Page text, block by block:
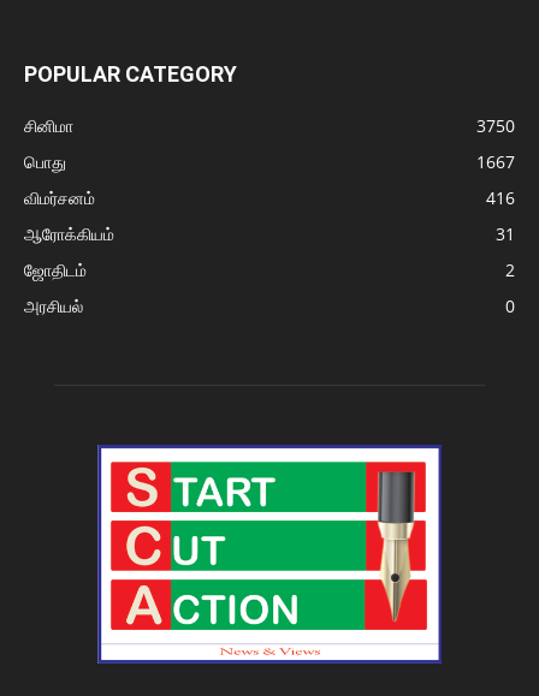
POPULAR CATEGORY
சினிமா
3750
பொது
1667
விமர்சனம்
416
ஆரோக்கியம்
31
ஜோதிடம்
2
அரசியல்
0